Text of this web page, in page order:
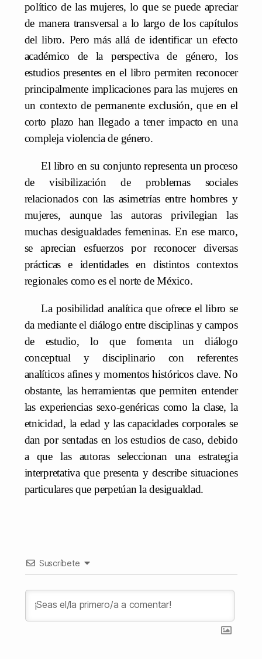
político de las mujeres, lo que se puede apreciar
de manera transversal a lo largo de los capítulos
del libro. Pero más allá de identificar un efecto
académico de la perspectiva de género, los
estudios presentes en el libro permiten reconocer
principalmente implicaciones para las mujeres en
un contexto de permanente exclusión, que en el
corto plazo han llegado a tener impacto en una
compleja violencia de género.
El libro en su conjunto representa un proceso
de visibilización de problemas sociales
relacionados con las asimetrías entre hombres y
mujeres, aunque las autoras privilegian las
muchas desigualdades femeninas. En ese marco,
se aprecian esfuerzos por reconocer diversas
prácticas e identidades en distintos contextos
regionales como es el norte de México.
La posibilidad analítica que ofrece el libro se
da mediante el diálogo entre disciplinas y campos
de estudio, lo que fomenta un diálogo
conceptual y disciplinario con referentes
analíticos afines y momentos históricos clave. No
obstante, las herramientas que permiten entender
las experiencias sexo-genéricas como la clase, la
etnicidad, la edad y las capacidades corporales se
dan por sentadas en los estudios de caso, debido
a que las autoras seleccionan una estrategia
interpretativa que presenta y describe situaciones
particulares que perpetúan la desigualdad.
Suscríbete